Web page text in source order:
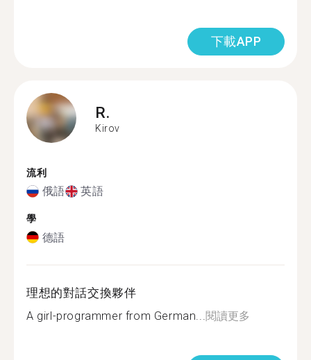
下載APP
R.
Kirov
流利
俄語 英語
學
德語
理想的對話交換夥伴
A girl-programmer from German... 閱讀更多